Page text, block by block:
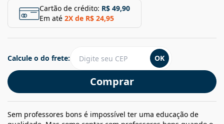
Cartão de crédito: R$ 49,90
Em até 2X de R$ 24,95
Comprar
Calcule o do frete: OK
Sem professores bons é impossível ter uma educação de